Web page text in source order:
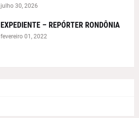
julho 30, 2026
EXPEDIENTE – REPÓRTER RONDÔNIA
fevereiro 01, 2022